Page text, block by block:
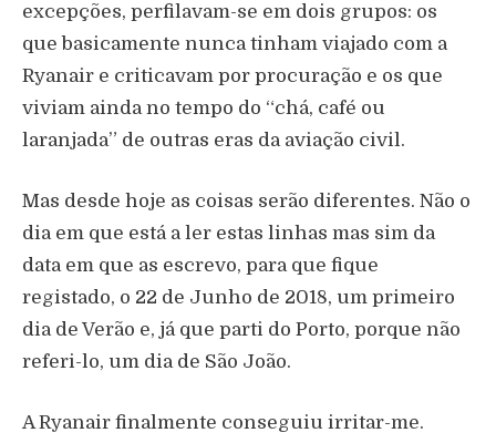
excepções, perfilavam-se em dois grupos: os
que basicamente nunca tinham viajado com a
Ryanair e criticavam por procuração e os que
viviam ainda no tempo do “chá, café ou
laranjada” de outras eras da aviação civil.
Mas desde hoje as coisas serão diferentes. Não o
dia em que está a ler estas linhas mas sim da
data em que as escrevo, para que fique
registado, o 22 de Junho de 2018, um primeiro
dia de Verão e, já que parti do Porto, porque não
referi-lo, um dia de São João.
A Ryanair finalmente conseguiu irritar-me.